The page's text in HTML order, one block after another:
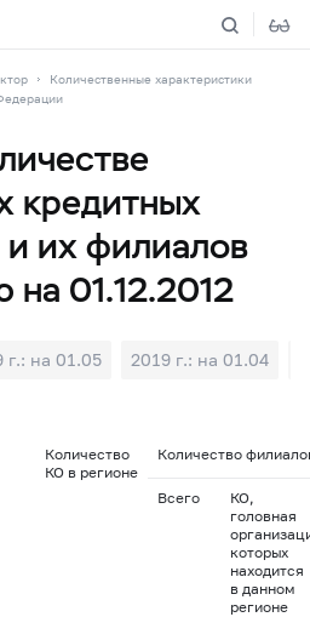
Количественные характеристики
кредитных
их филиалов
на 01.12.2012
г.: на 01.05 2019 г.: на 01.04
Количество
КО в регионе
Количество
Всего
КО,
головная
которых
находится
в данном
регионе